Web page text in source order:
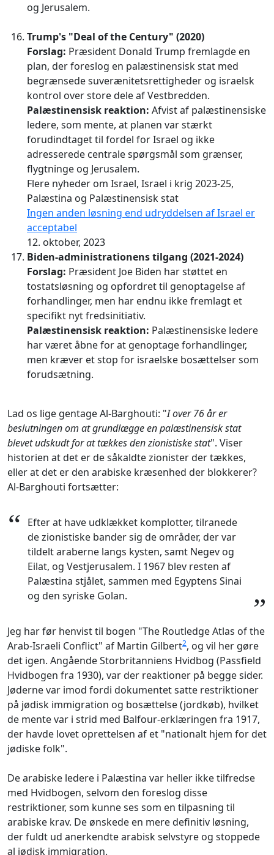
og Jerusalem.
Trump's "Deal of the Century" (2020)
Forslag: Præsident Donald Trump fremlagde en
plan, der foreslog en palæstinensisk stat med
begrænsede suverænitetsrettigheder og israelsk
kontrol over store dele af Vestbredden.
Palæstinensisk reaktion: Afvist af palæstinensiske
ledere, som mente, at planen var stærkt
forudindtaget til fordel for Israel og ikke
adresserede centrale spørgsmål som grænser,
flygtninge og Jerusalem.
Flere nyheder om Israel, Israel i krig 2023-25,
Palæstina og Palæstinensisk stat
Ingen anden løsning end udryddelsen af Israel er
acceptabel
12. oktober, 2023
Biden-administrationens tilgang (2021-2024)
Forslag: Præsident Joe Biden har støttet en
tostatsløsning og opfordret til genoptagelse af
forhandlinger, men har endnu ikke fremlagt et
specifikt nyt fredsinitiativ.
Palæstinensisk reaktion: Palæstinensiske ledere
har været åbne for at genoptage forhandlinger,
men kræver et stop for israelske bosættelser som
forudsætning.
Lad os lige gentage Al-Barghouti: "I over 76 år er
beslutningen om at grundlægge en palæstinensisk stat
blevet udskudt for at tækkes den zionistiske stat". Viser
historien at det er de såkaldte zionister der tækkes,
eller at det er den arabiske kræsenhed der blokkerer?
Al-Barghouti fortsætter:
“ Efter at have udklækket komplotter, tilranede
de zionistiske bander sig de områder, der var
tildelt araberne langs kysten, samt Negev og
Eilat, og Vestjerusalem. I 1967 blev resten af
Palæstina stjålet, sammen med Egyptens Sinai
og den syriske Golan.
”
Jeg har før henvist til bogen "The Routledge Atlas of the
Arab-Israeli Conflict" af Martin Gilbert2, og vil her gøre
det igen. Angående Storbritanniens Hvidbog (Passfield
Hvidbogen fra 1930), var der reaktioner på begge sider.
Jøderne var imod fordi dokumentet satte restriktioner
på jødisk immigration og bosættelse (jordkøb), hvilket
de mente var i strid med Balfour-erklæringen fra 1917,
der havde lovet oprettelsen af et "nationalt hjem for det
jødiske folk".
De arabiske ledere i Palæstina var heller ikke tilfredse
med Hvidbogen, selvom den foreslog disse
restriktioner, som kunne ses som en tilpasning til
arabiske krav. De ønskede en mere definitiv løsning,
der fuldt ud anerkendte arabisk selvstyre og stoppede
al jødisk immigration.